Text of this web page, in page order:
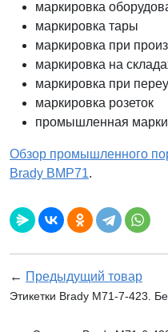
маркировка
маркировка тары
маркировка при
маркировка на
маркировка при
маркировка розеток
промышленная
Обзор промышленного
Brady BMP71.
← Предыдущий товар
Этикетки Brady M71-7-423.